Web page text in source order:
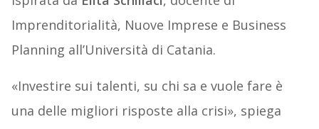
Imprenditorialità, Nuove Imprese e Business
Planning all’Università di Catania.
«Investire sui talenti, su chi sa e vuole fare è
una delle migliori risposte alla crisi», spiega